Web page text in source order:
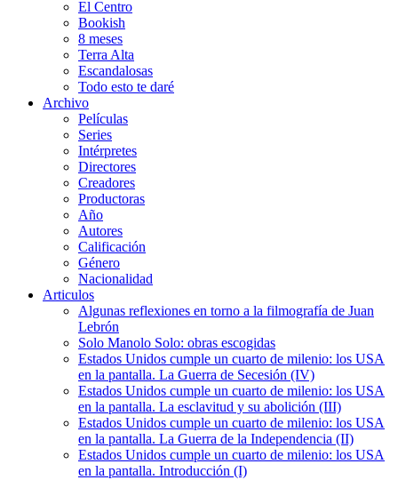
El Centro
Bookish
8 meses
Terra Alta
Escandalosas
Todo esto te daré
Archivo
Películas
Series
Intérpretes
Directores
Creadores
Productoras
Año
Autores
Calificación
Género
Nacionalidad
Articulos
Algunas reflexiones en torno a la filmografía de Juan
Lebrón
Solo Manolo Solo: obras escogidas
Estados Unidos cumple un cuarto de milenio: los USA
en la pantalla. La Guerra de Secesión (IV)
Estados Unidos cumple un cuarto de milenio: los USA
en la pantalla. La esclavitud y su abolición (III)
Estados Unidos cumple un cuarto de milenio: los USA
en la pantalla. La Guerra de la Independencia (II)
Estados Unidos cumple un cuarto de milenio: los USA
en la pantalla. Introducción (I)